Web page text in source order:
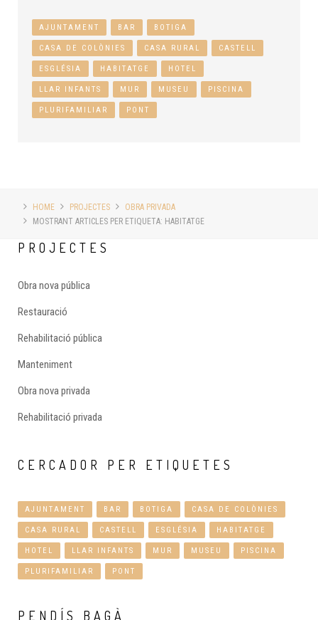
AJUNTAMENT BAR BOTIGA
CASA DE COLÒNIES CASA RURAL CASTELL
ESGLÉSIA HABITATGE HOTEL
LLAR INFANTS MUR MUSEU PISCINA
PLURIFAMILIAR PONT
HOME PROJECTES
OBRA PRIVADA
MOSTRANT ARTICLES PER ETIQUETA: HABITATGE
PROJECTES
Obra nova pública
Restauració
Rehabilitació pública
Manteniment
Obra nova privada
Rehabilitació privada
CERCADOR PER ETIQUETES
AJUNTAMENT BAR BOTIGA CASA DE COLÒNIES
CASA RURAL CASTELL ESGLÉSIA HABITATGE
HOTEL LLAR INFANTS MUR MUSEU PISCINA
PLURIFAMILIAR PONT
PENDÍS BAGÀ